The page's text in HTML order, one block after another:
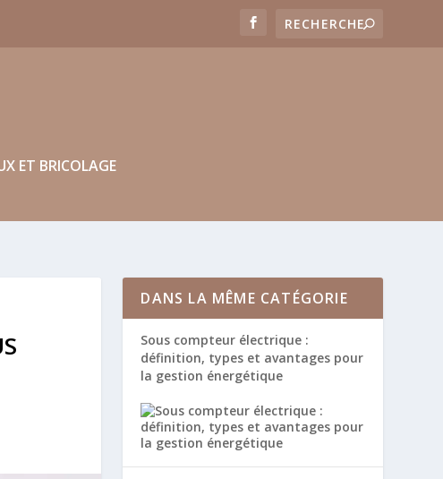
ET BRICOLAGE
DANS LA MÊME CATÉGORIE
Sous compteur électrique :
définition, types et avantages pour
la gestion énergétique